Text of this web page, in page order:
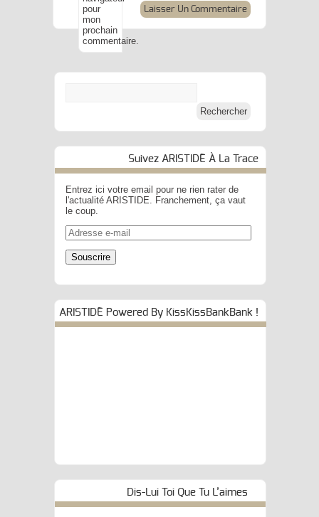
pour
mon
prochain
commentaire.
Suivez ARISTIDE À La Trace
Entrez ici votre email pour ne rien rater de
l'actualité ARISTIDE. Franchement, ça vaut
le coup.
Adresse
e-
mail
Souscrire
ARISTIDE Powered By KissKissBankBank !
Dis-Lui Toi Que Tu L’aimes